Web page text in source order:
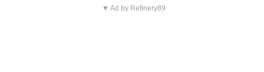
▼ Ad by Refinery89